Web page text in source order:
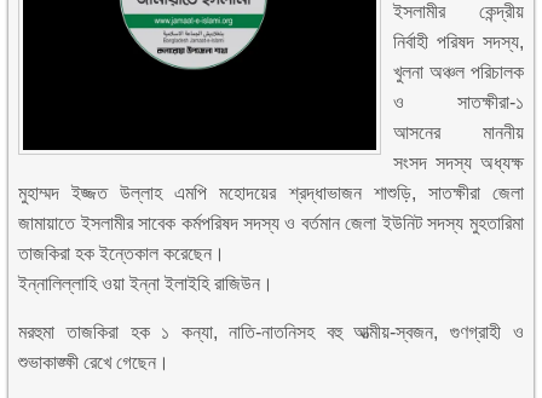
ইসলামীর কেন্দ্রীয়
নির্বাহী পরিষদ সদস্য,
খুলনা অঞ্চল পরিচালক
ও সাতক্ষীরা-১
আসনের মাননীয়
সংসদ সদস্য অধ্যক্ষ
মুহাম্মদ ইজ্জত উল্লাহ এমপি মহোদয়ের শ্রদ্ধাভাজন শাশুড়ি, সাতক্ষীরা জেলা
জামায়াতে ইসলামীর সাবেক কর্মপরিষদ সদস্য ও বর্তমান জেলা ইউনিট সদস্য মুহতারিমা
তাজকিরা হক ইন্তেকাল করেছেন।
ইন্নালিল্লাহি ওয়া ইন্না ইলাইহি রাজিউন।
মরহুমা তাজকিরা হক ১ কন্যা, নাতি-নাতনিসহ বহু আত্মীয়-স্বজন, গুণগ্রাহী ও
শুভাকাঙ্ক্ষী রেখে গেছেন।